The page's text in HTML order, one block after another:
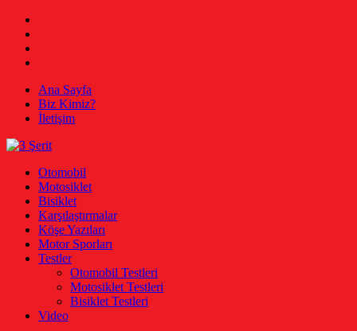
Skip
content
Ana Sayfa
Biz Kimiz?
İletişim
3 Şerit
Otomobil, Motosiklet, Bisiklet
Otomobil
Motosiklet
Bisiklet
Karşılaştırmalar
Köşe Yazıları
Motor Sporları
Testler
Otomobil Testleri
Motosiklet Testleri
Bisiklet Testleri
Video